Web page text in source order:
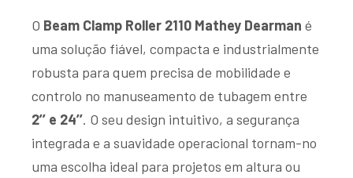
O Beam Clamp Roller 2110 Mathey Dearman é
uma solução fiável, compacta e industrialmente
robusta para quem precisa de mobilidade e
controlo no manuseamento de tubagem entre
2’’ e 24’’. O seu design intuitivo, a segurança
integrada e a suavidade operacional tornam-no
uma escolha ideal para projetos em altura ou